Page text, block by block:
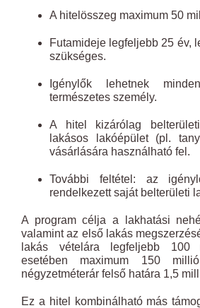
A hitelösszeg maximum 50
Futamideje legfeljebb 25 év,
szükséges.
Igénylők lehetnek
természetes személy.
A hitel kizárólag
lakásos lakóépület (pl.
vásárlására használható fel.
További feltétel: az
rendelkezett saját belterületi
A program célja a lakhatási
valamint az első lakás
lakás vételára legfeljebb
esetében maximum 150
négyzetméterár felső határa 1,5
Ez a hitel kombinálható más